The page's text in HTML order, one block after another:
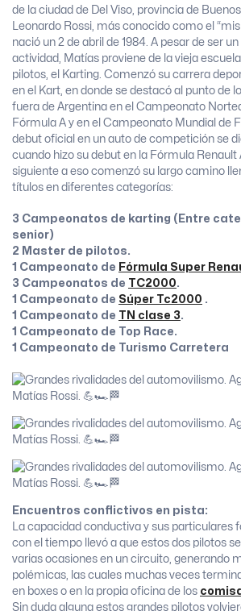
de la ciudad de Del Viso, provincia de
Leonardo Rossi, más conocido como el
nació un 2 de abril de 1984. A pesar de ser
actividad, Matías proviene de la vieja
pilotos, el Karting. Comenzó su carrera
en el Kart, en donde se destacó al punto de
fuera de Argentina en el Campeonato
Fórmula A y en el Campeonato Mundial de
debut oficial en un auto de competición se
cuando hizo su debut en la Fórmula Renault
siguiente a eso comenzó su largo camino
títulos en diferentes categorías:
3 Campeonatos de karting (Entre
senior)
2 Master de pilotos.
1 Campeonato de Fórmula Super
3 Campeonatos de
TC2000.
1 Campeonato de Súper Tc2000 .
1 Campeonato de
TN clase 3.
1 Campeonato de Top Race.
1 Campeonato de Turismo Carretera
Encuentros conflictivos en pista:
La capacidad conductiva y sus particulares
con el tiempo llevó a que estos dos pilotos
varias ocasiones en un circuito, generando
polémicas, las cuales muchas veces
en boxes o en la propia oficina de los
Sin duda alguna estos grandes pilotos